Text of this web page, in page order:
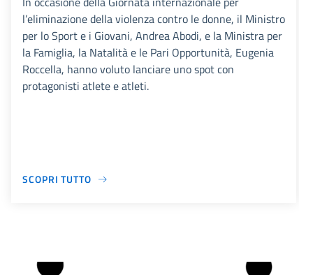
l’eliminazione della violenza contro le donne, il Ministro
per lo Sport e i Giovani, Andrea Abodi, e la Ministra per
la Famiglia, la Natalità e le Pari Opportunità, Eugenia
Roccella, hanno voluto lanciare uno spot con
protagonisti atlete e atleti.
SCOPRI TUTTO